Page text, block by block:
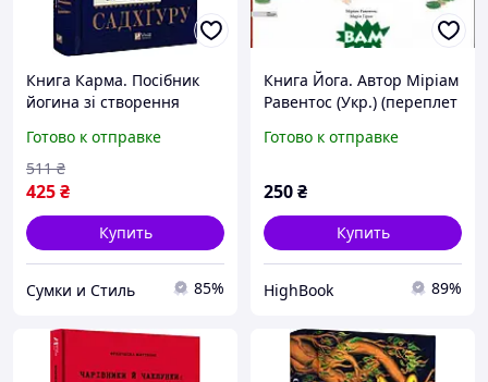
Книга Карма. Посібник
йогина зі створення
Садхгуру (Укр.) (переплет
твердый) 2024 г. 17
Готово к отправке
425₴
511 ₴
Купить
Сумки и Стиль 85%
Книга Йога. Автор Міріам
Равентос (Укр.) (переплет
Готово к отправке
250₴
Купить
HighBook 89%